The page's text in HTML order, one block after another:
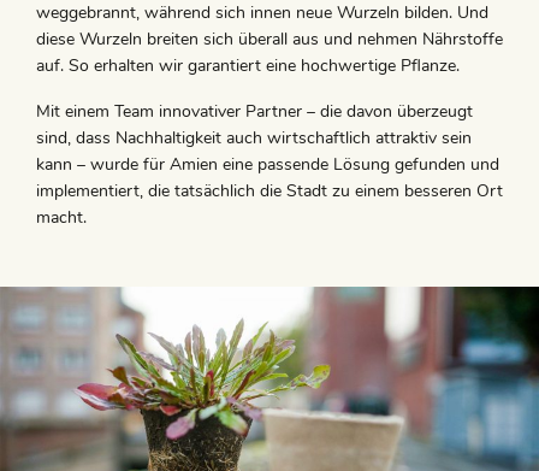
weggebrannt, während sich innen neue Wurzeln bilden. Und
diese Wurzeln breiten sich überall aus und nehmen Nährstoffe
auf. So erhalten wir garantiert eine hochwertige Pflanze.
Mit einem Team innovativer Partner – die davon überzeugt
sind, dass Nachhaltigkeit auch wirtschaftlich attraktiv sein
kann – wurde für Amien eine passende Lösung gefunden und
implementiert, die tatsächlich die Stadt zu einem besseren Ort
macht.